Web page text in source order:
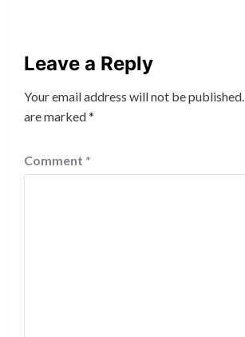
Leave a Reply
Your email address will not be published.
are marked*
Comment *